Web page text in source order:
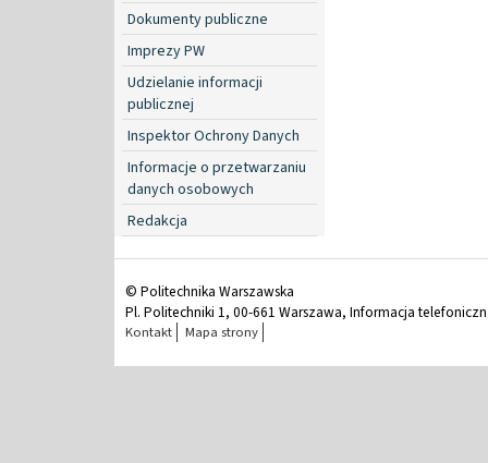
Dokumenty publiczne
Imprezy PW
Udzielanie informacji
publicznej
Inspektor Ochrony Danych
Informacje o przetwarzaniu
danych osobowych
Redakcja
© Politechnika Warszawska
Pl. Politechniki 1, 00-661 Warszawa, Informacja
Kontakt Mapa strony